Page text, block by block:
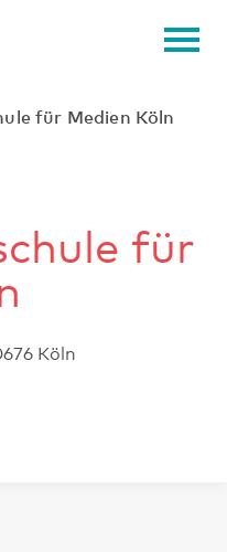
für Medien Köln
für
Köln